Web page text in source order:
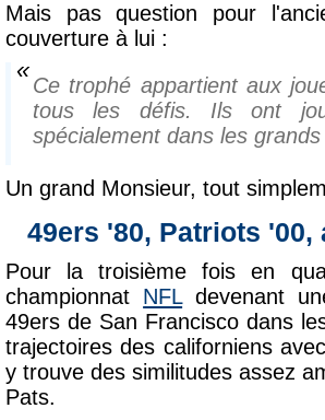
Mais pas question pour
couverture à lui :
Ce trophé appartient aux
tous les défis. Ils ont
spécialement dans les
Un grand Monsieur, tout
49ers '80, Patriots '00,
Pour la troisième fois en
championnat NFLdevenant
49ers de San Francisco dans
trajectoires des californiens
y trouve des similitudes assez
Pats.